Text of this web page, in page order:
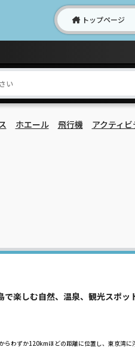
トップページ
ホエール 飛行機 アクティビ
で楽しむ自然、温泉、観光スポッ
らわずか120kmほどの距離に位置し、東京湾に